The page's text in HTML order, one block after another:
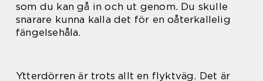
som du kan gå in och ut genom. Du skulle
snarare kunna kalla det för en oåterkallelig
fängelsehåla.
Ytterdörren är trots allt en flyktväg. Det är